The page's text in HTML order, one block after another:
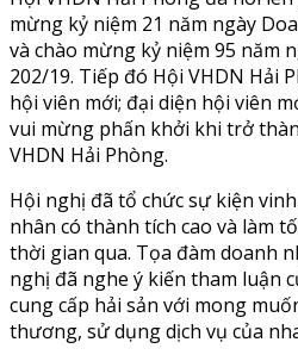
mừng kỷ niệm 21 năm ngày
và chào mừng kỷ niệm 95 năm
202/19. Tiếp đó Hội VHDN Hải
hội viên mới; đại diện hội viên
vui mừng phấn khởi khi trở
VHDN Hải Phòng.
Hội nghị đã tổ chức sự kiện
nhân có thành tích cao và làm
thời gian qua. Tọa đàm doanh
nghị đã nghe ý kiến tham luận
cung cấp hải sản với mong
thương, sử dụng dịch vụ của